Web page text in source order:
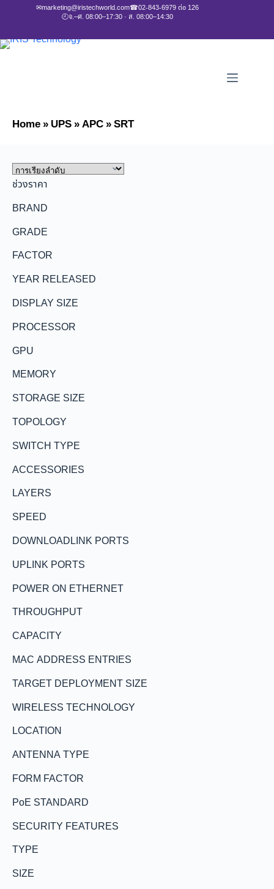
✉marketing@iristechworld.com☎02-843-6979 ต่อ 126
🕘จ.–ศ. 08:00–17:30 · ส. 08:00–14:30
Home»UPS»APC»SRT
ช่วงราคา
BRAND
GRADE
FACTOR
YEAR RELEASED
DISPLAY SIZE
PROCESSOR
GPU
MEMORY
STORAGE SIZE
TOPOLOGY
SWITCH TYPE
ACCESSORIES
LAYERS
SPEED
DOWNLOADLINK PORTS
UPLINK PORTS
POWER ON ETHERNET
THROUGHPUT
CAPACITY
MAC ADDRESS ENTRIES
TARGET DEPLOYMENT SIZE
WIRELESS TECHNOLOGY
LOCATION
ANTENNA TYPE
FORM FACTOR
PoE STANDARD
SECURITY FEATURES
TYPE
SIZE